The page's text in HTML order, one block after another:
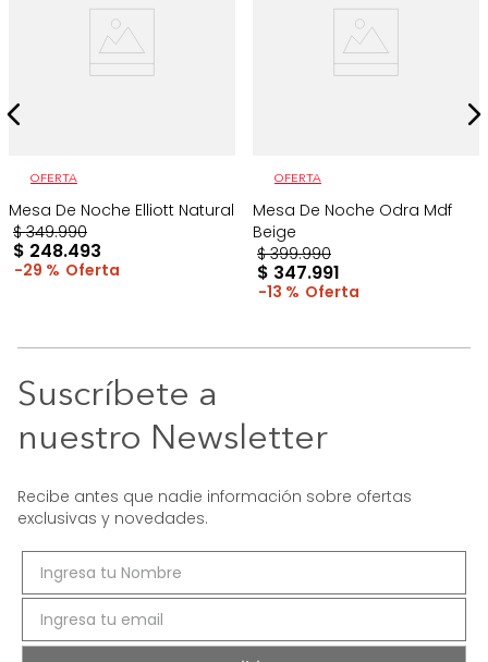
OFERTA
Mesa De Noche Elliott Natural
$ 349.990
$ 248.493
29 %
OFERTA
Mesa De Noche Odra Mdf
Beige
$ 399.990
$ 347.991
13 %
Suscríbete a
nuestro Newsletter
Recibe antes que nadie información sobre ofertas
exclusivas y novedades.